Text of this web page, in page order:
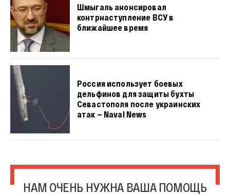
Шмыгаль анонсировал
контрнаступление ВСУ в
ближайшее время
Россия использует боевых
дельфинов для защиты бухты
Севастополя после украинских
атак — Naval News
НАМ ОЧЕНЬ НУЖНА ВАША ПОМОЩЬ